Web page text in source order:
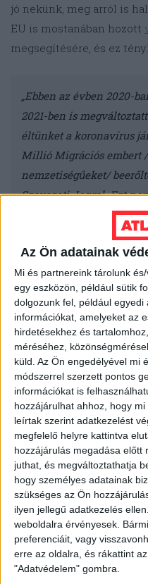
Az Ön adatainak
Mi és partnereink tárolunk
egy eszközön, például sütik
dolgozunk fel, például
információkat, amelyeket az
hirdetésekhez és
méréséhez,
küld. Az Ön engedélyével mi
módszerrel szerzett pontos
információkat is
hozzájárulhat ahhoz, hogy
leírtak szerint adatkezelést
megfelelő helyre kattintva
hozzájárulás megadása előtt
juthat, és megváltoztathatja
hogy személyes adatainak
szükséges az Ön
ilyen jellegű adatkezelés
weboldalra érvényesek.
preferenciáit, vagy
erre az oldalra, és rákattint
"Adatvédelem" gombra.
jó nekünk, meg arról is
EU is mostanában hozott
megsegítésére, és ez
„Ebben az évben 2020-
2021-ben is
éltünket a koronavírus
Millió Migrációs embert
nemzetiségűeket/
Szavazati Joggal. Ezt
minden eszközzel
függetlenül – Össze
Szüleink, Gyermekink
érdekében”
A teljes beszámoló itt
affinitást, kijavíthatja a
hibákat!